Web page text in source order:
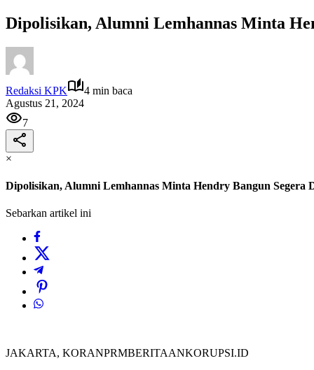
Dipolisikan, Alumni Lemhannas Minta
Redaksi KPK
4 min baca
Agustus 21, 2024
7
×
Dipolisikan, Alumni Lemhannas Minta Hendry Bangun Segera
Sebarkan artikel ini
JAKARTA, KORANPRMBERITAANKORUPSI.ID